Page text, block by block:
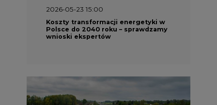
2026-05-23 15:00
Koszty transformacji energetyki w
Polsce do 2040 roku – sprawdzamy
wnioski ekspertów